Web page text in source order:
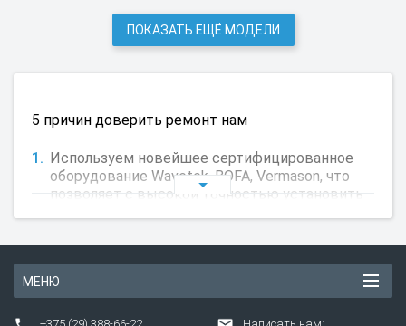
ПОКАЗАТЬ ЕЩЁ МОДЕЛИ
5 причин доверить ремонт нам
Используем новейшее сертифицированное
оборудование Wavetek, BOFA, Vermason, что
позволяет с высокой точностью установить
Предоставляем гарантию 4 месяца.
МЕНЮ